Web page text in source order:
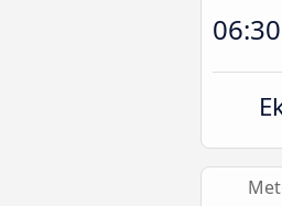
06:30